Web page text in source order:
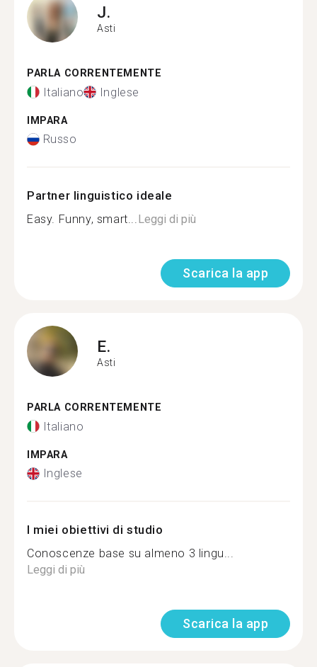
J.
Asti
PARLA CORRENTEMENTE
Italiano Inglese
IMPARA
Russo
Partner linguistico ideale
Easy. Funny, smart...Leggi di più
Scarica la app
E.
Asti
PARLA CORRENTEMENTE
Italiano
IMPARA
Inglese
I miei obiettivi di studio
Conoscenze base su almeno 3 lingu...
Leggi di più
Scarica la app